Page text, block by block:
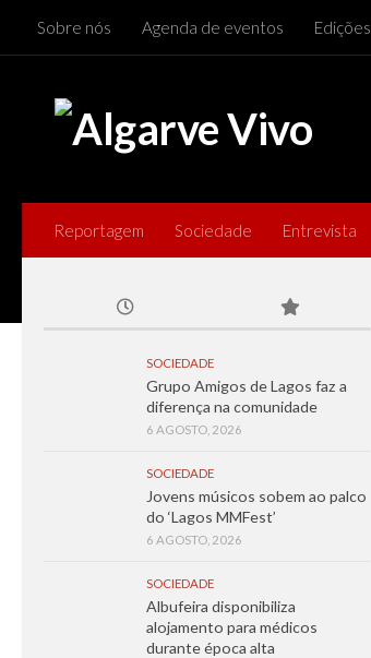
Skip to content
Sobre nós Agenda de eventos Edições
Reportagem Sociedade Entrevista
SOCIEDADE
Grupo Amigos de Lagos faz a
diferença na comunidade
6 AGOSTO, 2026
SOCIEDADE
Jovens músicos sobem ao palco
do ‘Lagos MMFest’
6 AGOSTO, 2026
SOCIEDADE
Albufeira disponibiliza
alojamento para médicos
durante época alta